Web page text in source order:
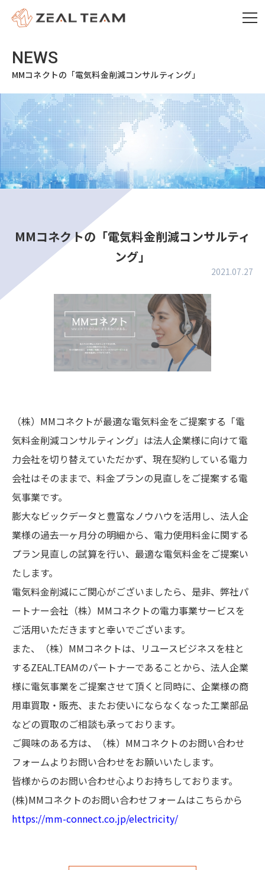
MMコネクトの「電気料金削減コンサルティング」
MMコネクトの「電気料金削減コンサルティ
ング」
2021.07.27
（株）MMコネクトが最適な電気料金をご提案する「電
気料金削減コンサルティング」は法人企業様に向けて電
力会社を切り替えていただかず、現在契約している電力
会社はそのままで、料金プランの見直しをご提案する電
気事業です。
膨大なビックデータと豊富なノウハウを活用し、法人企
業様の過去一ヶ月分の明細から、電力使用料金に関する
プラン見直しの試算を行い、最適な電気料金をご提案い
たします。
電気料金削減にご関心がございましたら、是非、弊社パ
ートナー会社（株）MMコネクトの電力事業サービスを
ご活用いただきますと幸いでございます。
また、（株）MMコネクトは、リユースビジネスを柱と
するZEAL.TEAMのパートナーであることから、法人企業
様に電気事業をご提案させて頂くと同時に、企業様の商
用車買取・販売、またお使いにならなくなった工業部品
などの買取のご相談も承っております。
ご興味のある方は、（株）MMコネクトのお問い合わせ
フォームよりお問い合わせをお願いいたします。
皆様からのお問い合わせ心よりお持ちしております。
(株)MMコネクトのお問い合わせフォームはこちらから
https://mm-connect.co.jp/electricity/